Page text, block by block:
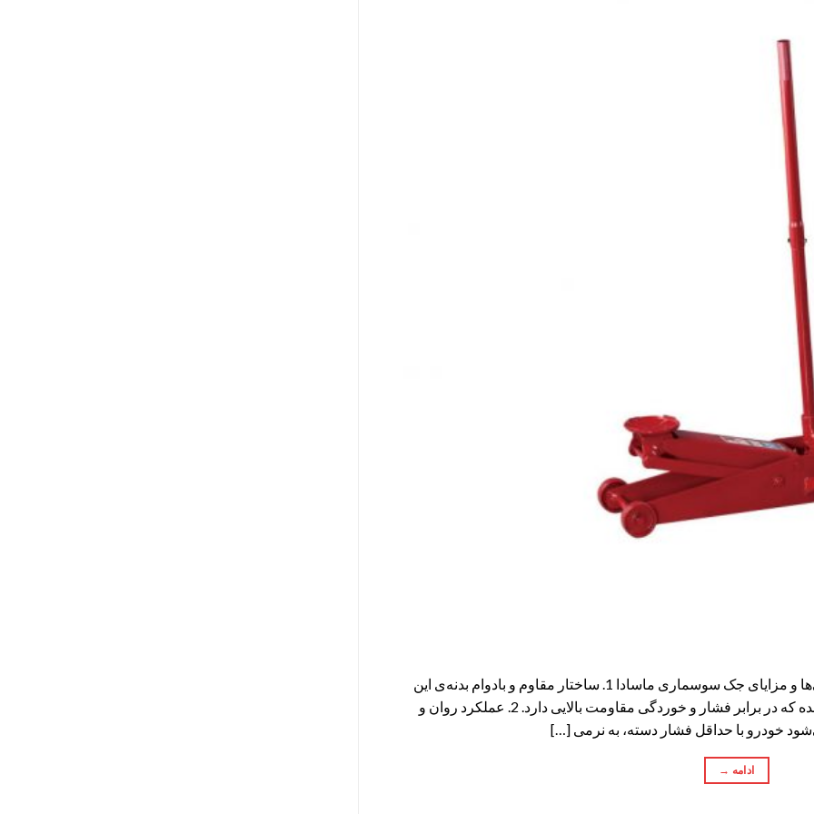
ویژگی‌ها و مزایای جک سوسماری ماسادا ویژگی‌ها و مزایای جک سوسماری ماسادا 1. ساختار مقاوم و بادوام بدنه‌ی این
جک‌ها از فولاد ضخیم با پوشش ضدزنگ ساخته شده که در برابر فشار و خوردگی مقاومت بالایی دارد. 2. عملکرد روان و
خودرو با حداقل فشار دسته، به نرمی […]
ادامه →